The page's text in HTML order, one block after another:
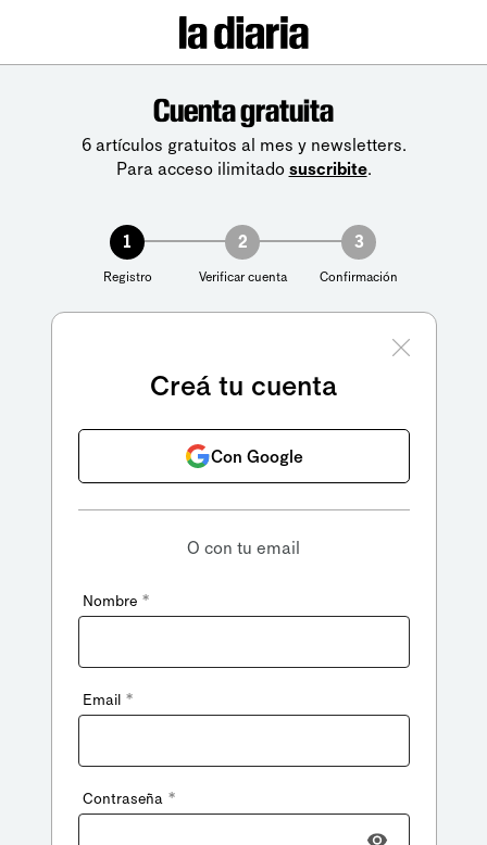
Cuenta gratuita
6 artículos gratuitos al mes y newsletters.
Para acceso ilimitado suscribite.
1
Registro
2
Verificar cuenta
3
Confirmación
Creá tu cuenta
Con Google
O con tu email
Nombre *
Email *
Contraseña *